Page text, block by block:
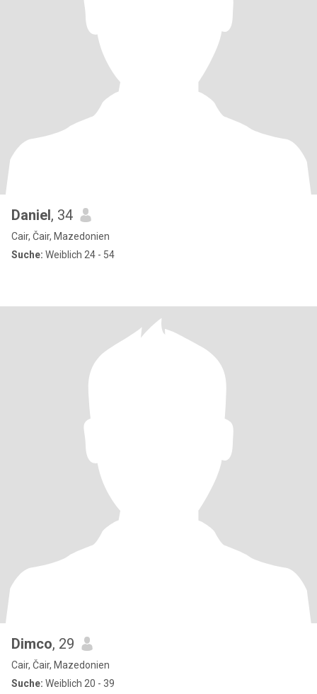
Daniel, 34
Cair, Čair, Mazedonien
Suche: Weiblich 24 - 54
Dimco, 29
Cair, Čair, Mazedonien
Suche: Weiblich 20 - 39